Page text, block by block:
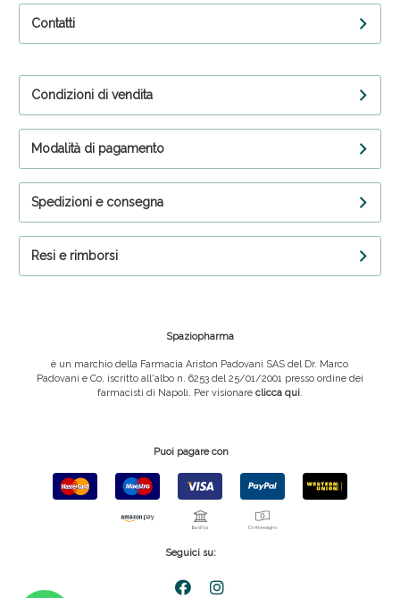
Contatti
Condizioni di vendita
Modalità di pagamento
Spedizioni e consegna
Resi e rimborsi
Spaziopharma
è un marchio della Farmacia Ariston Padovani SAS del Dr. Marco
Padovani e Co, iscritto all'albo n. 6253 del 25/01/2001 presso ordine dei
farmacisti di Napoli. Per visionare clicca qui.
Puoi pagare con
Seguici su: